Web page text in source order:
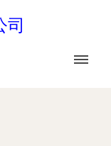
司